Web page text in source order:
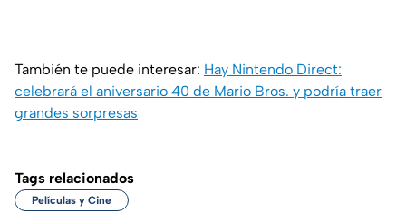
También te puede interesar: Hay Nintendo Direct:
celebrará el aniversario 40 de Mario Bros. y podría traer
grandes sorpresas
Tags relacionados
Películas y Cine